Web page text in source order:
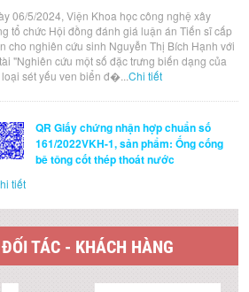
06/5/2024, Viện Khoa học công nghệ xây
tổ chức Hội đồng đánh giá luận án Tiến sĩ cấp
cho nghiên cứu sinh Nguyễn Thị Bích Hạnh với
"Nghiên cứu một số đặc trưng biến dạng của
loại sét yếu ven biển đ�...Chi tiết
QR Giấy chứng nhận hợp chuẩn số
161/2022VKH-1, sản phẩm: Ống cống
bê tông cốt thép thoát nước
tiết
ĐỐI TÁC - KHÁCH HÀNG